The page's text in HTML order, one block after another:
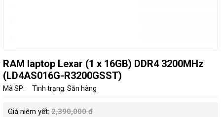
RAM laptop Lexar (1 x 16GB) DDR4 3200MHz
(LD4AS016G-R3200GSST)
Mã SP: Tình trạng: Sẵn hàng
Giá niêm yết: 2,390,000 đ